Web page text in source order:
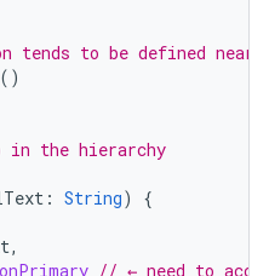
tends to be defined
()
in the hierarchy
: String)
{
,
onPrimary // ← need to